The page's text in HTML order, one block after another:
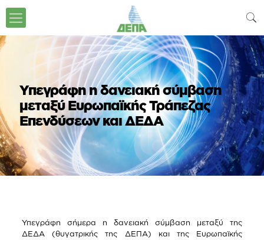
Υπεγράφη η δανειακή σύμβαση
μεταξύ Ευρωπαϊκής Τράπεζας
Επενδύσεων και ΔΕΔΑ
Υπεγράφη σήμερα η δανειακή σύμβαση μεταξύ της
ΔΕΔΑ (θυγατρικής της ΔΕΠΑ) και της Ευρωπαϊκής